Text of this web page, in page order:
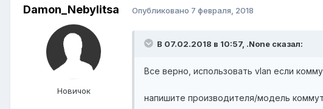
Damon_Nebylitsa
Новичок
Опубликовано 7 февраля, 2018
В 07.02.2018 в 10:57, .None сказал:
Все верно, использовать vlan если
напишите производителя/модель